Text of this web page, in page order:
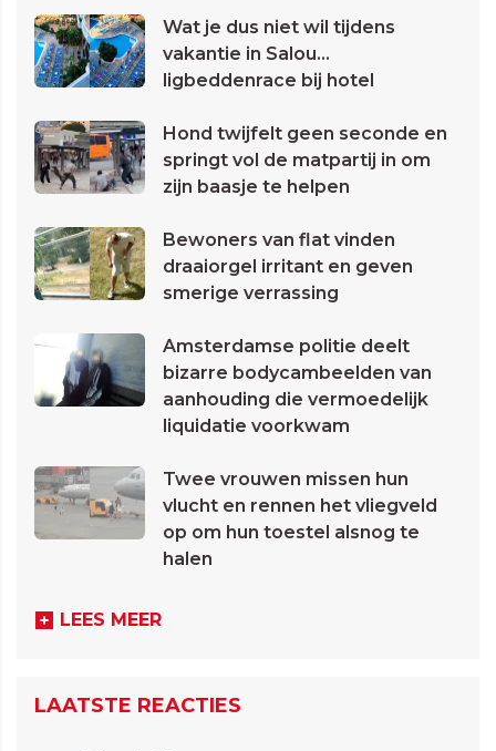
Wat je dus niet wil tijdens
vakantie in Salou...
ligbeddenrace bij hotel
Hond twijfelt geen seconde en
springt vol de matpartij in om
zijn baasje te helpen
Bewoners van flat vinden
draaiorgel irritant en geven
smerige verrassing
Amsterdamse politie deelt
bizarre bodycambeelden van
aanhouding die vermoedelijk
liquidatie voorkwam
Twee vrouwen missen hun
vlucht en rennen het vliegveld
op om hun toestel alsnog te
halen
LEES MEER
LAATSTE REACTIES